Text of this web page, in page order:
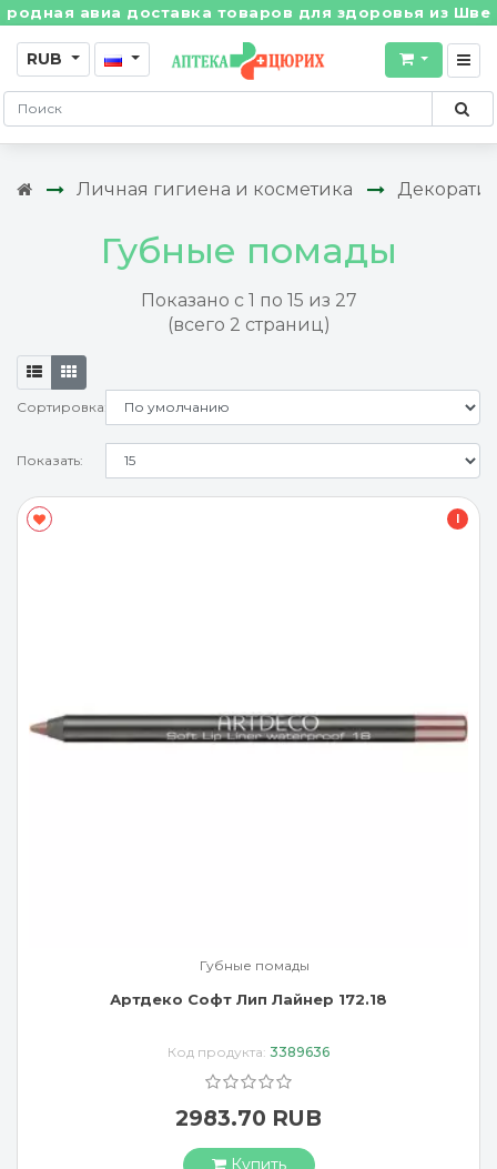
авиа доставка товаров для здоровья из
RUB
Личная гигиена и косметика
Губные помады
Показано с 1 по 15 из 27
(всего 2 страниц)
Сортировка:
Показать:
I
Губные помады
Артдеко Софт Лип Лайнер 172.18
Код продукта: 3389636
2983.70 RUB
Купить